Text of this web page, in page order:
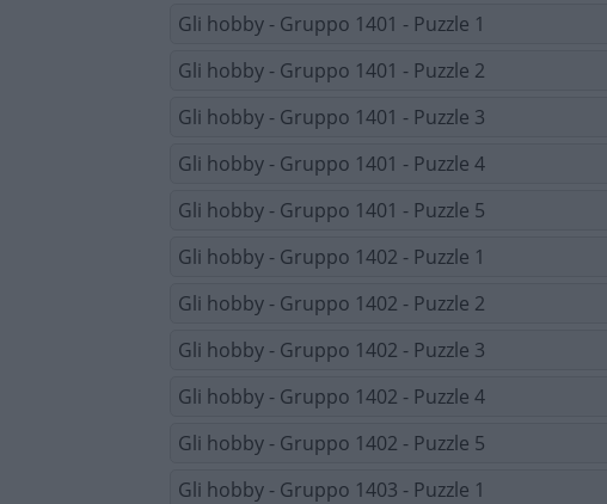
Gli hobby - Gruppo 1401 - Puzzle 1
Gli hobby - Gruppo 1401 - Puzzle 2
Gli hobby - Gruppo 1401 - Puzzle 3
Gli hobby - Gruppo 1401 - Puzzle 4
Gli hobby - Gruppo 1401 - Puzzle 5
Gli hobby - Gruppo 1402 - Puzzle 1
Gli hobby - Gruppo 1402 - Puzzle 2
Gli hobby - Gruppo 1402 - Puzzle 3
Gli hobby - Gruppo 1402 - Puzzle 4
Gli hobby - Gruppo 1402 - Puzzle 5
Gli hobby - Gruppo 1403 - Puzzle 1